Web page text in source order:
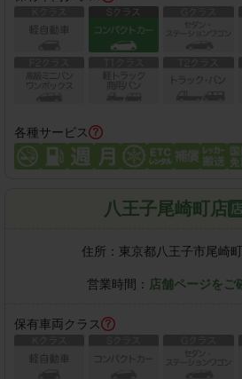
各種サービス
八王子尾崎町店
住所： 東京都八王子市尾崎
営業時間： 店舗ページをご
保有車両クラス